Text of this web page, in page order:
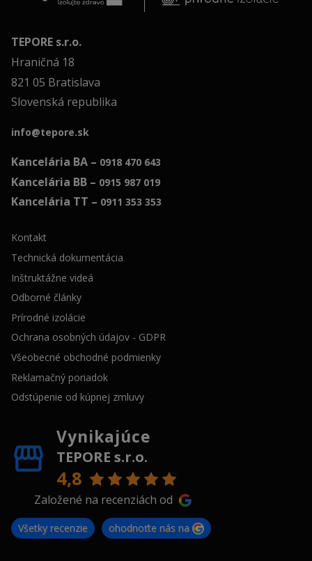
TEPORE s.r.o.
Hraničná 18
821 05 Bratislava
Slovenská republika
info@tepore.sk
Kancelária BA – 0918 470 643
Kancelária BB – 0915 987 019
Kancelária TT – 0911 353 353
Kontakt
Technická dokumentácia
Inštruktážne videá
Odborné články
Prírodné izolácie
Ochrana osobných údajov - GDPR
Všeobecné obchodné podmienky
Reklamačný poriadok
Odstúpenie od kúpnej zmluvy
Vynikajúce
TEPORE s.r.o.
4,8
Založené na recenziách od
Všetky recenzie ohodnoťte nás na